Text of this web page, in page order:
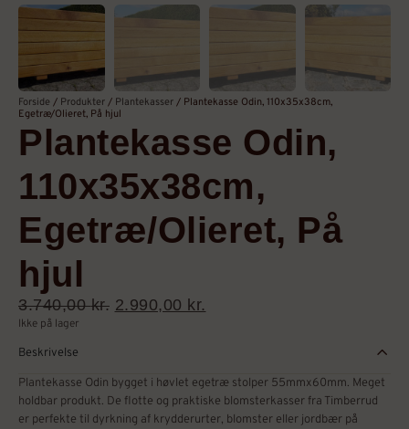
Forside / Produkter / Plantekasser / Plantekasse Odin, 110x35x38cm,
Egetræ/Olieret, På hjul
Plantekasse Odin,
110x35x38cm,
Egetræ/Olieret, På
hjul
3.740,00kr. 2.990,00 kr.
Ikke på lager
Beskrivelse
Plantekasse Odin bygget i høvlet egetræ stolper 55mmx60mm. Meget
holdbar produkt. De flotte og praktiske blomsterkasser fra Timberrud
er perfekte til dyrkning af krydderurter, blomster eller jordbær på